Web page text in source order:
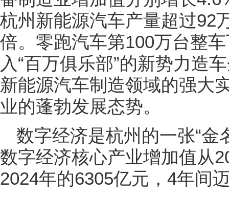
杭州新能源汽车产量超过92
倍。零跑汽车第100万台整
入“百万俱乐部”的新势力造
新能源汽车制造领域的强大
业的蓬勃发展态势。
数字经济是杭州的一张“金
数字经济核心产业增加值从
2024年的6305亿元，4年间